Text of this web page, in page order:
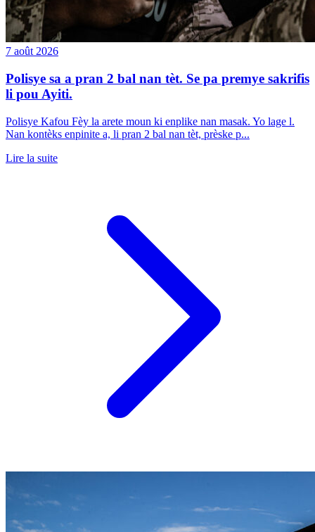
7 août 2026
Polisye sa a pran 2 bal nan tèt. Se pa premye sakrifis
li pou Ayiti.
Polisye Kafou Fèy la arete moun ki enplike nan masak. Yo lage l.
Nan kontèks enpinite a, li pran 2 bal nan tèt, prèske p...
Lire la suite